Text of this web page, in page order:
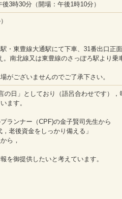
3時30分（開場：午後1時10分）
・東豊線大通駅にて下車、31番出口正面
南北線又は東豊線のさっぽろ駅より乗
がございませんのでご了承下さい。
の日」としており（語呂合わせです）
ます。
ランナー（CPF)の金子賢司先生から
老後資金をしっかり備える」
ら，
を御提供したいと考えています。